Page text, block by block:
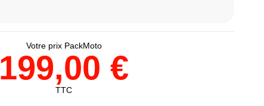
Votre prix PackMoto
199,00 €
TTC